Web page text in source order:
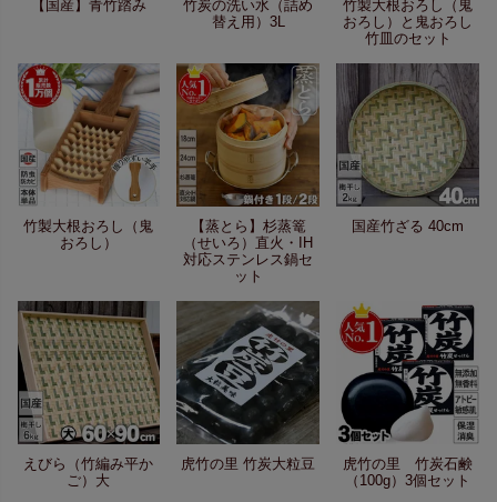
【国産】青竹踏み
竹炭の洗い水（詰め
替え用）3L
竹製大根おろし（鬼
おろし）と鬼おろし
竹皿のセット
竹製大根おろし（鬼
おろし）
【蒸とら】杉蒸篭
（せいろ）直火・IH
対応ステンレス鍋セ
ット
国産竹ざる 40cm
えびら（竹編み平か
ご）大
虎竹の里 竹炭大粒豆
虎竹の里 竹炭石鹸
（100g）3個セット